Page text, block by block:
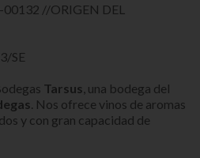
//ORIGEN DEL
SE
Tarsus , una bodega del
. Nos ofrece vinos de aromas
y con gran capacidad de